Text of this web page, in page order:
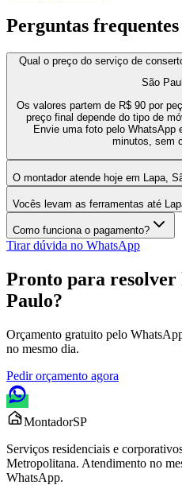
Perguntas
Qual o preço do serviço de
São
Os valores partem de R$ 90 por
preço final depende do tipo de
Envie uma foto pelo WhatsApp
minutos, sem
O montador atende hoje em Lapa,
Vocês levam as ferramentas até
Como funciona o pagamento?
Tirar dúvida no WhatsApp
Pronto para resolver
Paulo?
Orçamento gratuito pelo
no mesmo dia.
Pedir orçamento agora
MontadorSP
Serviços residenciais e
Metropolitana. Atendimento no
WhatsApp.